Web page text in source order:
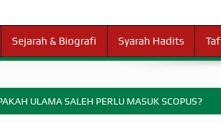
Sejarah & Biografi Syarah Hadits
ULAMA SALEH PERLU MASUK SCOPUS?